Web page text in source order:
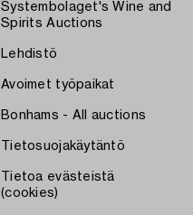
Systembolaget's Wine and
Spirits Auctions
Lehdistö
Avoimet työpaikat
Bonhams - All auctions
Tietosuojakäytäntö
Tietoa evästeistä
(cookies)